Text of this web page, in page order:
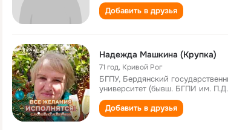
Добавить в друзья
Надежда Машкина (Крупка)
71 год, Кривой Рог
БГПУ, Бердянский
университет (бывш. БГПИ им.
Добавить в друзья